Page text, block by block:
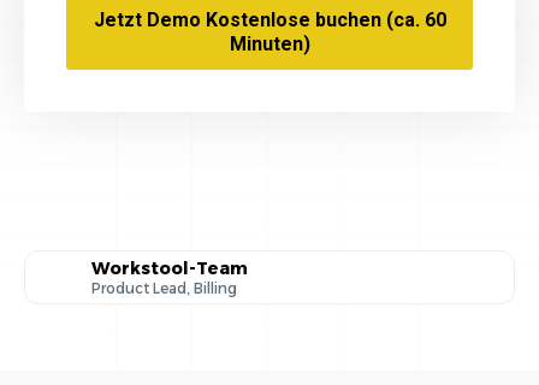
Jetzt Demo Kostenlose buchen (ca. 60
Minuten)
Workstool-Team
Product Lead, Billing